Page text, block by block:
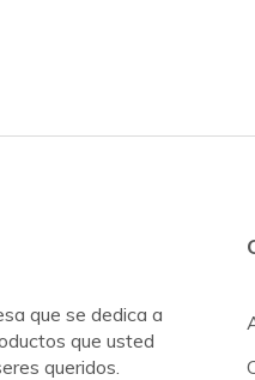
que se dedica a
que usted
queridos.